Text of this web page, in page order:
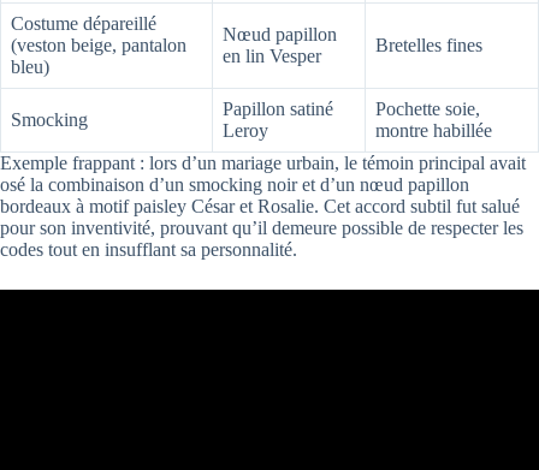
Costume dépareillé
(veston beige, pantalon
bleu)
Nœud papillon
en lin Vesper
Bretelles fines
Smocking
Papillon satiné
Leroy
Pochette soie,
montre habillée
Exemple frappant : lors d’un mariage urbain, le témoin principal avait
osé la combinaison d’un smocking noir et d’un nœud papillon
bordeaux à motif paisley César et Rosalie. Cet accord subtil fut salué
pour son inventivité, prouvant qu’il demeure possible de respecter les
codes tout en insufflant sa personnalité.